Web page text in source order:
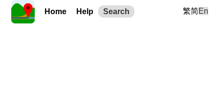
Home Help Search 繁简En